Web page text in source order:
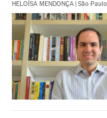
HELOÍSA MENDONÇA | São Paulo